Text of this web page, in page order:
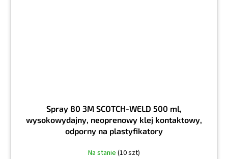
Spray 80 3M SCOTCH-WELD 500 ml,
wysokowydajny, neoprenowy klej kontaktowy,
odporny na plastyfikatory
Na stanie (10 szt)